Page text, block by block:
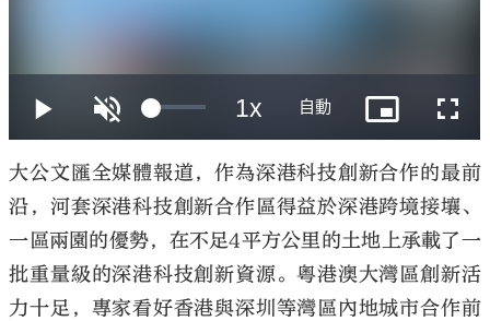
大公文匯全媒體報道，作為深港科技創新合作的最前
沿，河套深港科技創新合作區得益於深港跨境接壤、
一區兩園的優勢，在不足4平方公里的土地上承載了一
批重量級的深港科技創新資源。粵港澳大灣區創新活
力十足，專家看好香港與深圳等灣區內地城市合作前